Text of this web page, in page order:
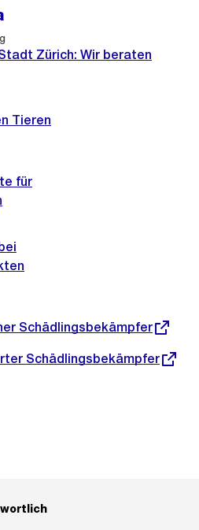
Zürich: Wir beraten
Tieren
für
Schädlingsbekämpfer
Schädlingsbekämpfer